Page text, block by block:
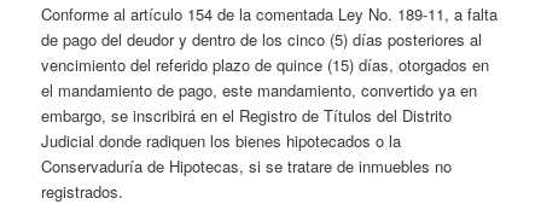
Conforme al artículo 154 de la comentada Ley No. 189-11, a falta
de pago del deudor y dentro de los cinco (5) días posteriores al
vencimiento del referido plazo de quince (15) días, otorgados en
el mandamiento de pago, este mandamiento, convertido ya en
embargo, se inscribirá en el Registro de Títulos del Distrito
Judicial donde radiquen los bienes hipotecados o la
Conservaduría de Hipotecas, si se tratare de inmuebles no
registrados.